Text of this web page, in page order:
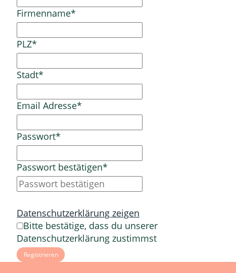
Firmenname*
PLZ*
Stadt*
Email Adresse*
Passwort*
Passwort bestätigen*
Datenschutzerklärung zeigen
Bitte bestätige, dass du unserer
Datenschutzerklärung zustimmst